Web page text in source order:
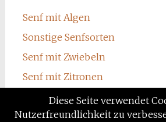
Senf mit Algen
Sonstige Senfsorten
Senf mit Zwiebeln
Senf mit Zitronen
Senf mit Wodka
Diese Seite verwendet
Nutzerfreundlichkeit zu